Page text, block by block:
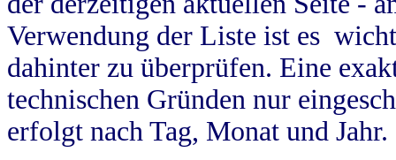
Verwendung der Liste ist es
dahinter zu überprüfen. Eine
technischen Gründen nur
erfolgt nach Tag, Monat und Jahr.